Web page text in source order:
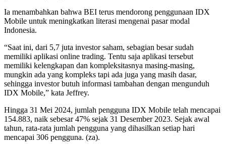
Ia menambahkan bahwa BEI terus mendorong penggunaan IDX
Mobile untuk meningkatkan literasi mengenai pasar modal
Indonesia.
“Saat ini, dari 5,7 juta investor saham, sebagian besar sudah
memiliki aplikasi online trading. Tentu saja aplikasi tersebut
memiliki kelengkapan dan kompleksitasnya masing-masing,
mungkin ada yang kompleks tapi ada juga yang masih dasar,
sehingga investor butuh informasi tambahan dengan mengunduh
IDX Mobile,” kata Jeffrey.
Hingga 31 Mei 2024, jumlah pengguna IDX Mobile telah mencapai
154.883, naik sebesar 47% sejak 31 Desember 2023. Sejak awal
tahun, rata-rata jumlah pengguna yang dihasilkan setiap hari
mencapai 306 pengguna. (za).